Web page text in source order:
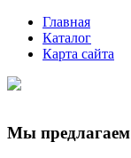
Главная
Каталог
Карта сайта
Мы предлагаем